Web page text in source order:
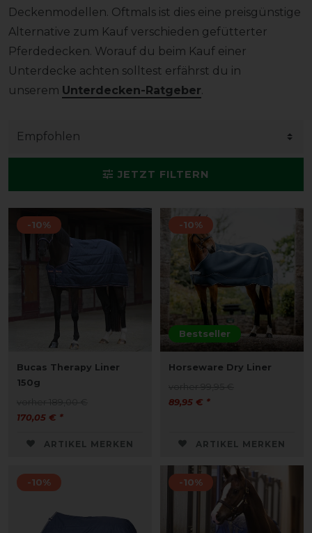
Deckenmodellen. Oftmals ist dies eine preisgünstige
Alternative zum Kauf verschieden gefütterter
Pferdedecken. Worauf du beim Kauf einer
Unterdecke achten solltest erfährst du in
unserem Unterdecken-Ratgeber.
JETZT FILTERN
-10%
Bucas Therapy Liner
150g
170,05 € *
ARTIKEL MERKEN
Bestseller
-10%
Horseware Dry Liner
89,95 € *
ARTIKEL MERKEN
-10% -10%